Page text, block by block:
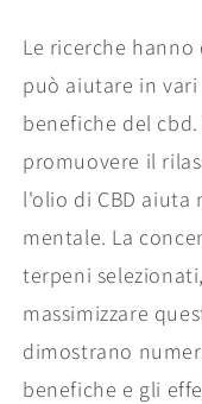
Le ricerche
può aiutare in
benefiche del
promuovere il
l'olio di CBD aiuta
mentale. La
terpeni
massimizzare
dimostrano
benefiche e gli